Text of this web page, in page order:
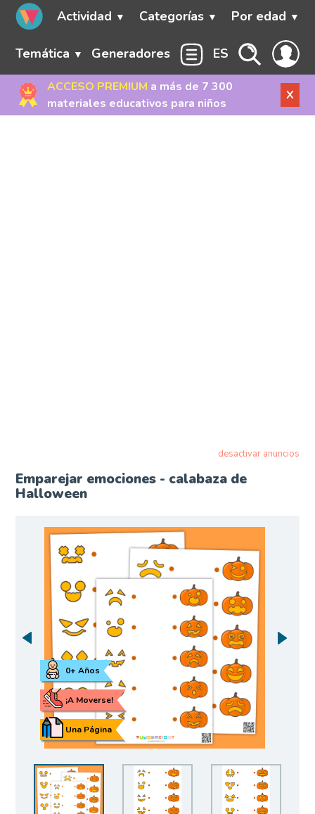
Actividad Categorías Por edad
Temática Generadores ES
ACCESO PREMIUM a más de 7 300
materiales educativos para niños
X
desactivar anuncios
Emparejar emociones - calabaza de
Halloween
Una Página
¡A Moverse!
0+ Años